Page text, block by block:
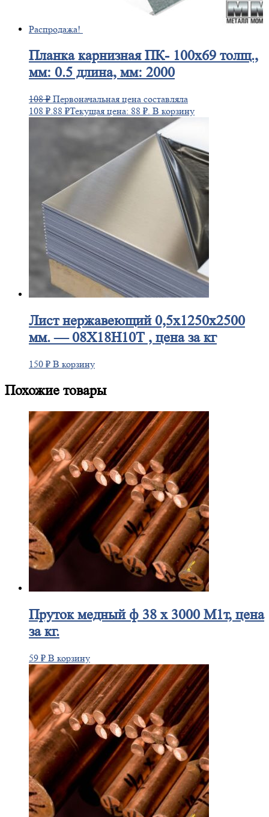
Распродажа!
Планкакарнизная ПК- 100х69 толщ.,
мм: 0.5 длина, мм: 2000
108₽ Первоначальная цена составляла
108 ₽.88 ₽Текущая цена: 88 ₽. В корзину
Листнержавеющий 0,5x1250x2500
мм. — 08Х18Н10Т , цена за кг
150 ₽ В корзину
Похожие товары
Прутокмедный ф 38 х 3000 М1т, цена
за кг.
59 ₽ В корзину